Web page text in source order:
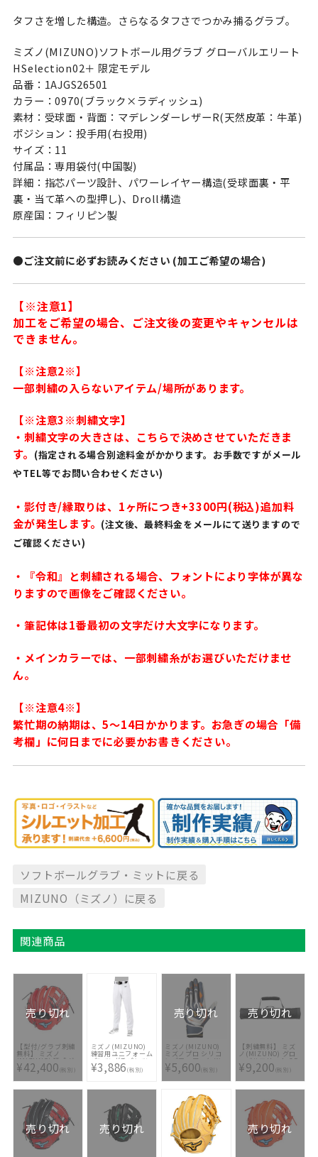
タフさを増した構造。さらなるタフさでつかみ捕るグラブ。
ミズノ(MIZUNO)ソフトボール用グラブ グローバルエリート
HSelection02＋ 限定モデル
品番：1AJGS26501
カラー：0970(ブラック×ラディッシュ)
素材：受球面・背面：マデレンダーレザーR(天然皮革：牛革)
ポジション：投手用(右投用)
サイズ：11
付属品：専用袋付(中国製)
詳細：指芯パーツ設計、パワーレイヤー構造(受球面裏・平
裏・当て革への型押し)、Droll構造
原産国：フィリピン製
●ご注文前に必ずお読みください (加工ご希望の場合)
【※注意1】
加工をご希望の場合、ご注文後の変更やキャンセルは
できません。
【※注意2※】
一部刺繍の入らないアイテム/場所があります。
【※注意3※刺繍文字】
・刺繍文字の大きさは、こちらで決めさせていただきま
す。 (指定される場合別途料金がかかります。お手数ですがメール
やTEL等でお問い合わせください)
・影付き/縁取りは、1ヶ所につき+3300円(税込)追加料
金が発生します。 (注文後、最終料金をメールにて送りますので
ご確認ください)
・『令和』と刺繍される場合、フォントにより字体が異な
りますので画像をご確認ください。
・筆記体は1番最初の文字だけ大文字になります。
・メインカラーでは、一部刺繍糸がお選びいただけませ
ん。
【※注意4※】
繁忙期の納期は、5〜14日かかります。お急ぎの場合「備
考欄」に何日までに必要かお書きください。
ソフトボールグラブ・ミットに戻る
MIZUNO（ミズノ）に戻る
関連商品
売り切れ
【型付/グラブ刺繍
無料】 ミズノ
(MIZUNO) 硬式グ
ラブ グローバルエ
リート H
Selection プレミ
アムモデル 限定モ
デル 1AJGH25303-
70 [ 型付け無料 硬
式グラブ刺繍2ヶ所
無料(単色のみ)※縁
取り・影付きの場
合、1ヶ所+3300円
(税込)]
¥42,400(税別)
ミズノ(MIZUNO)
練習用ユニフォーム
パンツ ガチパンツ
ストレートタイプ
12JD2F6201
¥3,886(税別)
売り切れ
ミズノ(MIZUNO)
ミズノプロ シリコ
ンパワーアーク W
バッティング手袋
(両手用)
1EJEA07814
¥5,600(税別)
売り切れ
【刺繍無料】 ミズ
ノ(MIZUNO) グロ
ーバルエリート GE
バットケース(10本
入れ) 1FJT8010 09
[ バッグ刺繍2ヶ所
無料(単色のみ)※縁
合、1ヶ所+3300円
(税込)]
¥9,200(税別)
売り切れ 売り切れ 売り切れ